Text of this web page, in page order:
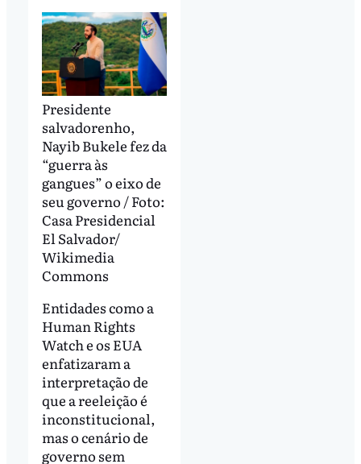
Presidente
salvadorenho,
Nayib Bukele fez da
“guerra às
gangues” o eixo de
seu governo / Foto:
Casa Presidencial
El Salvador/
Wikimedia
Commons
Entidades como a
Human Rights
Watch e os EUA
enfatizaram a
interpretação de
que a reeleição é
inconstitucional,
mas o cenário de
governo sem